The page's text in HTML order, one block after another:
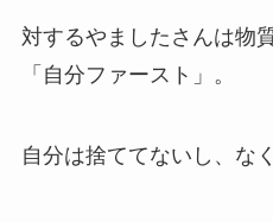
対するやましたさんは物
「自分ファースト」。
自分は捨ててないし、な